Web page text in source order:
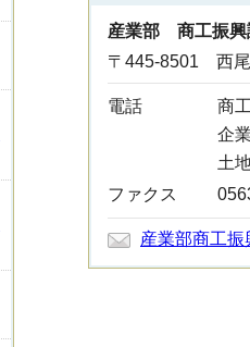
産業部 商工振興
〒445-8501 西
電話
商
企
土
ファクス
産業部商工振